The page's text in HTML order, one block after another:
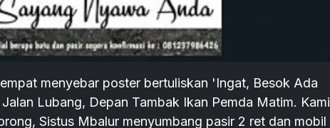
menyebar poster bertuliskan 'Ingat, Besok Ada
Lubang, Depan Tambak Ikan Pemda Matim. Kami
Sistus Mbalur menyumbang pasir 2 ret dan mobil